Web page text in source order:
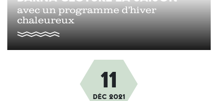
avec un programme d’hiver
chaleureux
11
déc 2021